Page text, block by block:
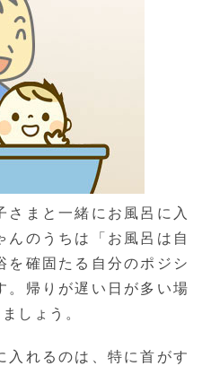
さまと一緒にお風呂に入
んのうちは「お風呂は自
を確固たる自分のポジシ
。帰りが遅い日が多い場
しょう。
入れるのは、特に首がす